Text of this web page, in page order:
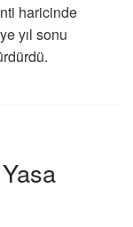
haricinde
yıl sonu